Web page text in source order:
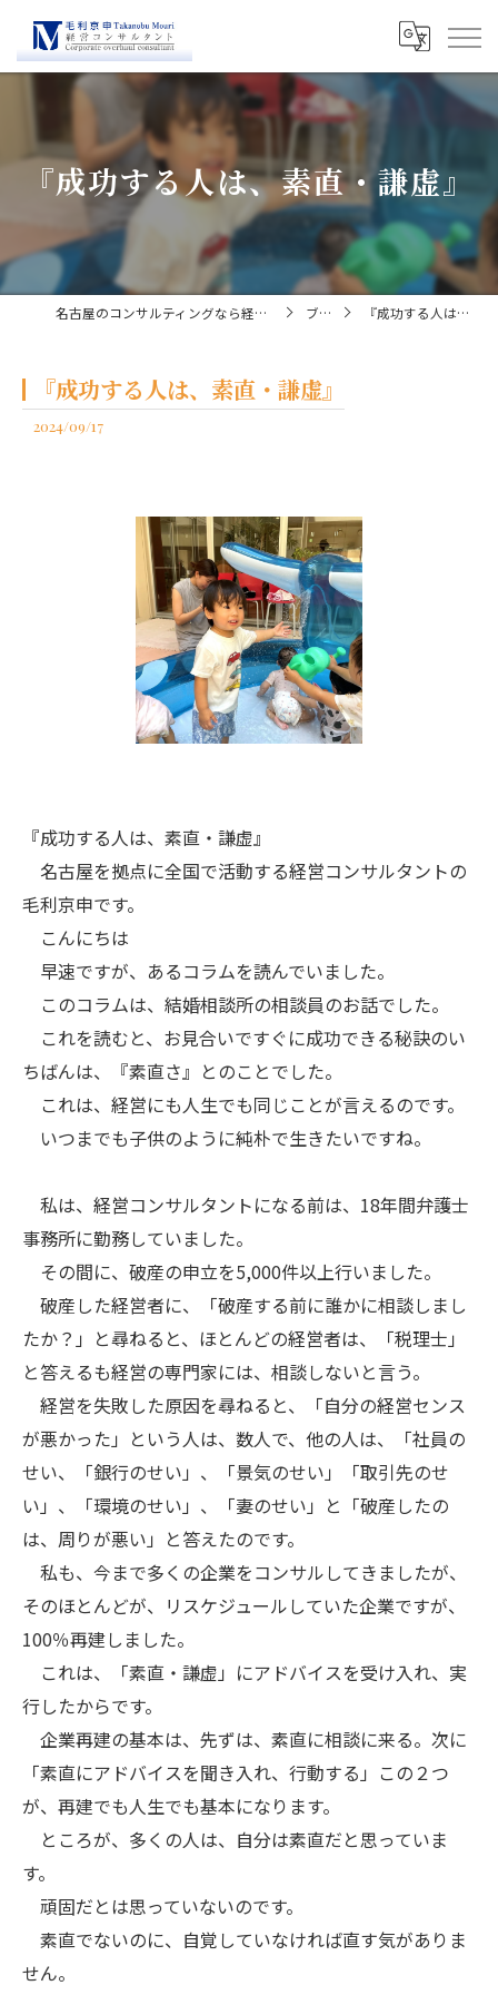
『成功する人は、素直・謙虚』
名古屋のコンサルティングなら経営コンサルタント毛利京申 ブログ 『成功する人は、素直・謙虚』
『成功する人は、素直・謙虚』
2024/09/17
『成功する人は、素直・謙虚』
名古屋を拠点に全国で活動する経営コンサルタントの
毛利京申です。
こんにちは
早速ですが、あるコラムを読んでいました。
このコラムは、結婚相談所の相談員のお話でした。
これを読むと、お見合いですぐに成功できる秘訣のい
ちばんは、『素直さ』とのことでした。
これは、経営にも人生でも同じことが言えるのです。
いつまでも子供のように純朴で生きたいですね。
私は、経営コンサルタントになる前は、18年間弁護士
事務所に勤務していました。
その間に、破産の申立を5,000件以上行いました。
破産した経営者に、「破産する前に誰かに相談しまし
たか？」と尋ねると、ほとんどの経営者は、「税理士」
と答えるも経営の専門家には、相談しないと言う。
経営を失敗した原因を尋ねると、「自分の経営センス
が悪かった」という人は、数人で、他の人は、「社員の
せい、「銀行のせい」、「景気のせい」「取引先のせ
い」、「環境のせい」、「妻のせい」と「破産したの
は、周りが悪い」と答えたのです。
私も、今まで多くの企業をコンサルしてきましたが、
そのほとんどが、リスケジュールしていた企業ですが、
100％再建しました。
これは、「素直・謙虚」にアドバイスを受け入れ、実
行したからです。
企業再建の基本は、先ずは、素直に相談に来る。次に
「素直にアドバイスを聞き入れ、行動する」この２つ
が、再建でも人生でも基本になります。
ところが、多くの人は、自分は素直だと思っていま
す。
頑固だとは思っていないのです。
素直でないのに、自覚していなければ直す気がありま
せん。